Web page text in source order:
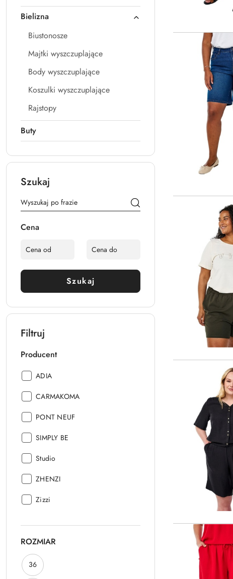
Bielizna
Biustonosze
Majtki wyszczuplające
Body wyszczuplające
Koszulki wyszczuplające
Rajstopy
Buty
Szukaj
Cena
Szukaj
Filtruj
Producent
Producent:
ADIA
Producent:
CARMAKOMA
Producent:
PONT NEUF
Producent:
SIMPLY BE
Producent:
Studio
Producent:
ZHENZI
Producent:
Zizzi
ROZMIAR
ROZMIAR:
36